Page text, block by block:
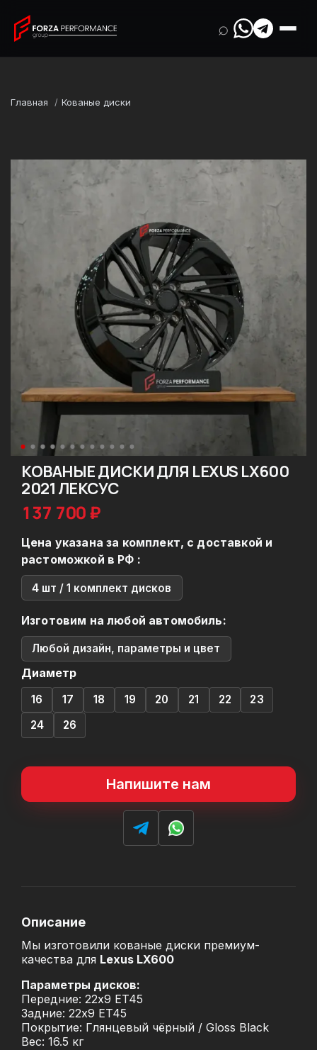
⌕
Главная Кованые диски
КОВАНЫЕ ДИСКИ ДЛЯ LEXUS LX600
2021 ЛЕКСУС
137 700 ₽
Цена указана за комплект, с доставкой и
растоможкой в РФ :
4 шт / 1 комплект дисков
Изготовим на любой автомобиль:
Любой дизайн, параметры и цвет
Диаметр
16 17 18 19 20 21 22
23
24
26
Напишите нам
Описание
Мы изготовили кованые диски премиум-
качества для Lexus LX600
Параметры дисков:
Передние: 22x9 ET45
Задние: 22x9 ET45
Покрытие: Глянцевый чёрный / Gloss Black
Вес: 16.5 кг